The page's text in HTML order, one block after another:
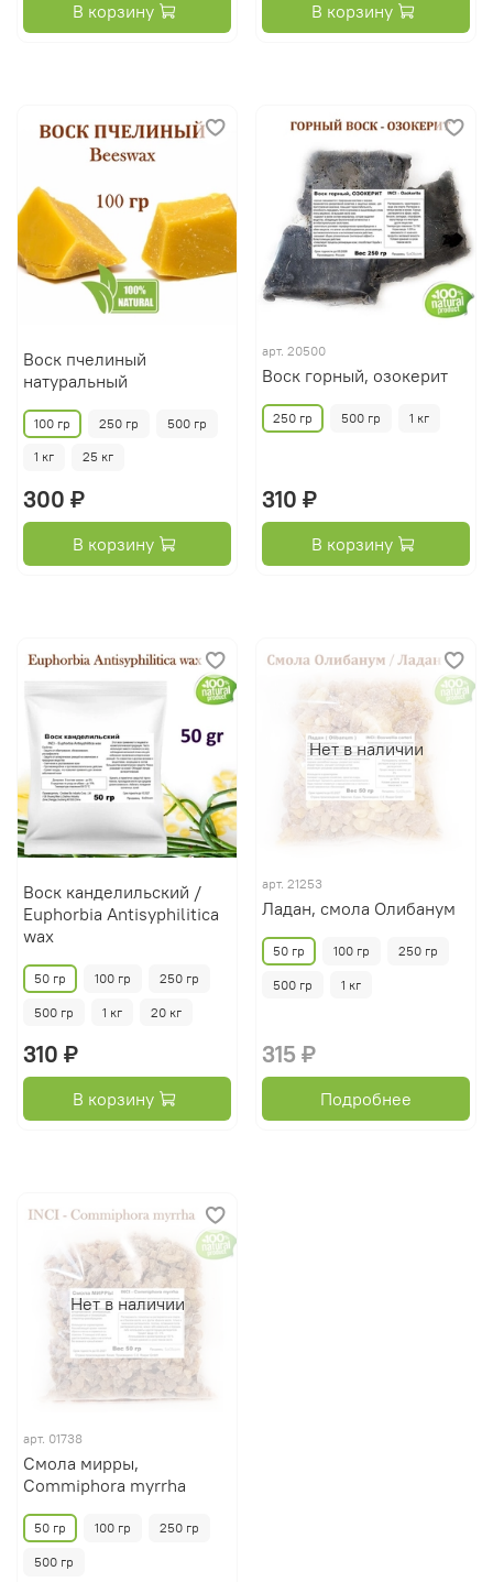
В корзину В корзину
Воск пчелиный
натуральный
100 гр 250 гр 500 гр
1 кг 25 кг
300 ₽
В корзину
арт. 20500
Воск горный, озокерит
250 гр 500 гр 1 кг
310 ₽
В корзину
Воск канделильский /
Euphorbia Antisyphilitica
wax
50 гр 100 гр 250 гр
500 гр 1 кг 20 кг
310 ₽
В корзину
Нет в наличии
арт. 21253
Ладан, смола Олибанум
50 гр 100 гр 250 гр
500 гр 1 кг
315 ₽
Подробнее
Нет в наличии
арт. 01738
Смола мирры,
Commiphora myrrha
50 гр 100 гр 250 гр
500 гр